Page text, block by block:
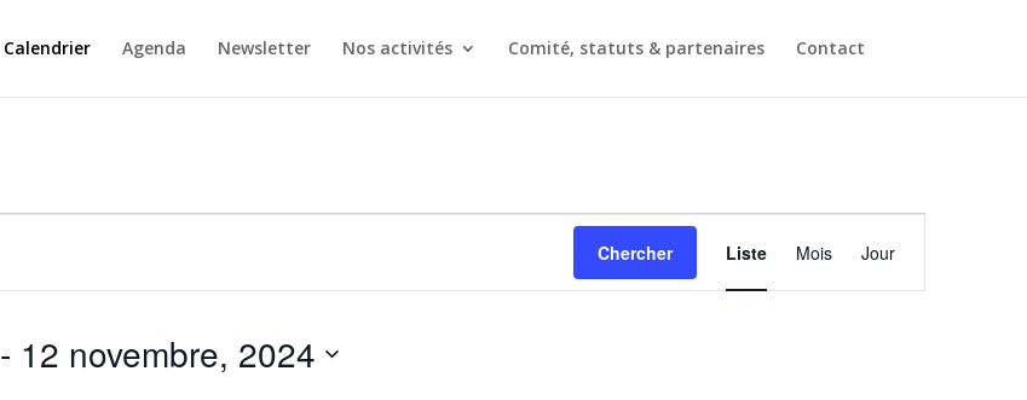
Calendrier Agenda Newsletter Nos activités Comité, statuts & partenaires Contact
Chercher
Navigation
de
vues
Liste Mois Jour
- 12 novembre, 2024